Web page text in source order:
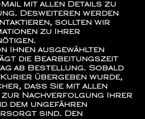
Mail mit allen Details zu
Desweiteren werden
sollten wir
zu Ihrer
Ihnen ausgewählten
die Bearbeitungszeit
ab Bestellung. Sobald
Kurier übergeben wurde,
dass Sie mit allen
zur Nachverfolgung Ihrer
dem ungefähren
sind. Den